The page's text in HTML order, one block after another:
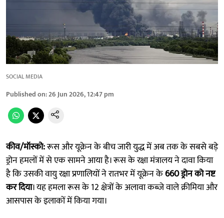
SOCIAL MEDIA
Published on:26 Jun 2026, 12:47 pm
कीव/मॉस्को:रूस और यूक्रेन के बीच जारी युद्ध में अब तक के सबसे बड़े
ड्रोन हमलों में से एक सामने आया है। रूस के रक्षा मंत्रालय ने दावा किया
है कि उसकी वायु रक्षा प्रणालियों ने रातभर में यूक्रेन के660 ड्रोन को नष्ट
कर दिया। यह हमला रूस के 12 क्षेत्रों के अलावा कब्जे वाले क्रीमिया और
आसपास के इलाकों में किया गया।